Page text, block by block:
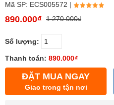
Mã SP: ECS005572 |
890.000₫ 1.270.000₫
Số lượng:
Thanh toán: 890.000₫
ĐẶT MUA NGAY
Giao trong tận nơi